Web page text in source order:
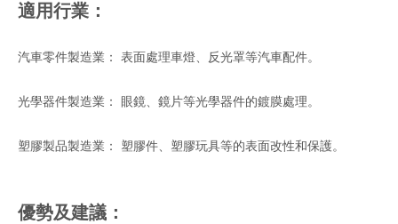
適用行業：
汽車零件製造業： 表面處理車燈、反光罩等汽車配件。
光學器件製造業： 眼鏡、鏡片等光學器件的鍍膜處理。
塑膠製品製造業： 塑膠件、塑膠玩具等的表面改性和保護。
優勢及建議：